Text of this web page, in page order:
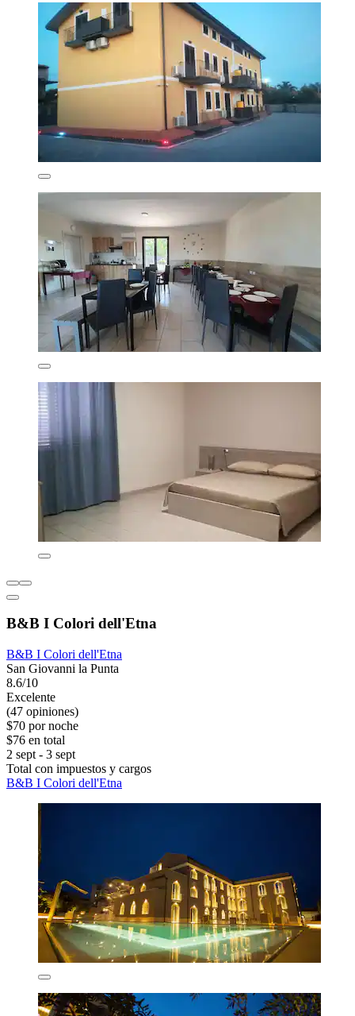
B&B I Colori dell'Etna
B&B I Colori dell'Etna
San Giovanni la Punta
8.6/10
Excelente
(47 opiniones)
$70 por noche
$76 en total
2 sept - 3 sept
Total con impuestos y cargos
B&B I Colori dell'Etna